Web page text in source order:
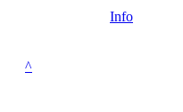
Info
^